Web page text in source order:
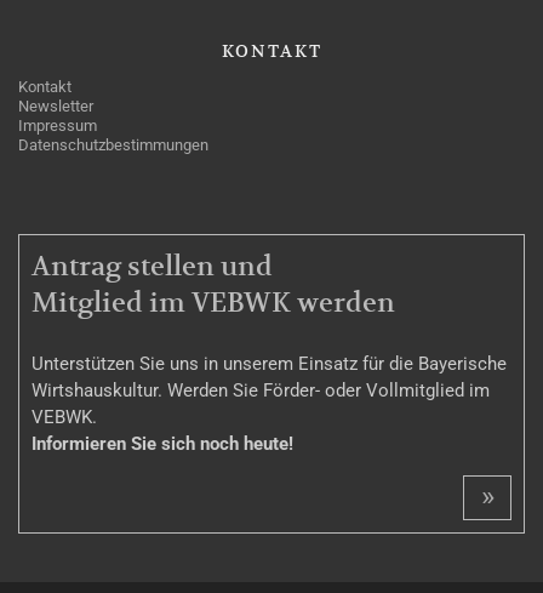
KONTAKT
Kontakt
Newsletter
Impressum
Datenschutzbestimmungen
MITGLIEDSCHAFT
Antrag stellen und
Mitglied im VEBWK werden
Unterstützen Sie uns in unserem Einsatz für die Bayerische
Wirtshauskultur. Werden Sie Förder- oder Vollmitglied im
VEBWK.
Informieren Sie sich noch heute!
»